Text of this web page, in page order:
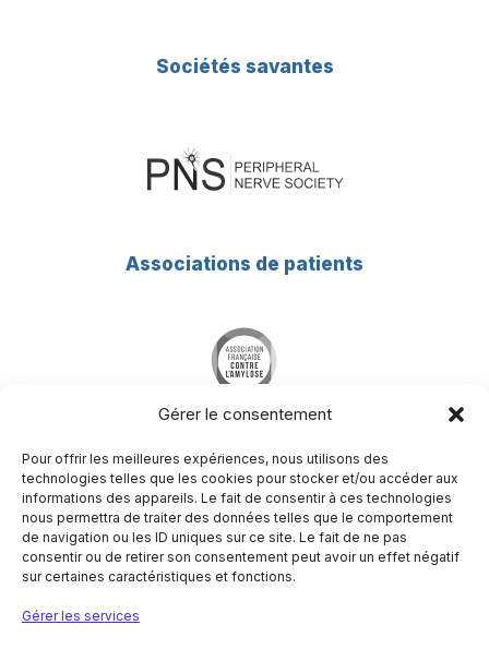
Gérer le consentement
Pour offrir les meilleures expériences, nous utilisons des
technologies telles que les cookies pour stocker et/ou accéder aux
informations des appareils. Le fait de consentir à ces technologies
nous permettra de traiter des données telles que le comportement
de navigation ou les ID uniques sur ce site. Le fait de ne pas
consentir ou de retirer son consentement peut avoir un effet négatif
sur certaines caractéristiques et fonctions.
Gérer les services
Sociétés savantes
Associations de patients
Société Francophone du Nerf Périphérique
Hôpital Pitié-Salpêtrière
Centre de référence des maladies neuromusculaires
Nord/Est/Ile de France